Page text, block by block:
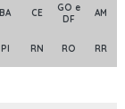
BA CE
GO e
DF
AM
PI RN RO RR